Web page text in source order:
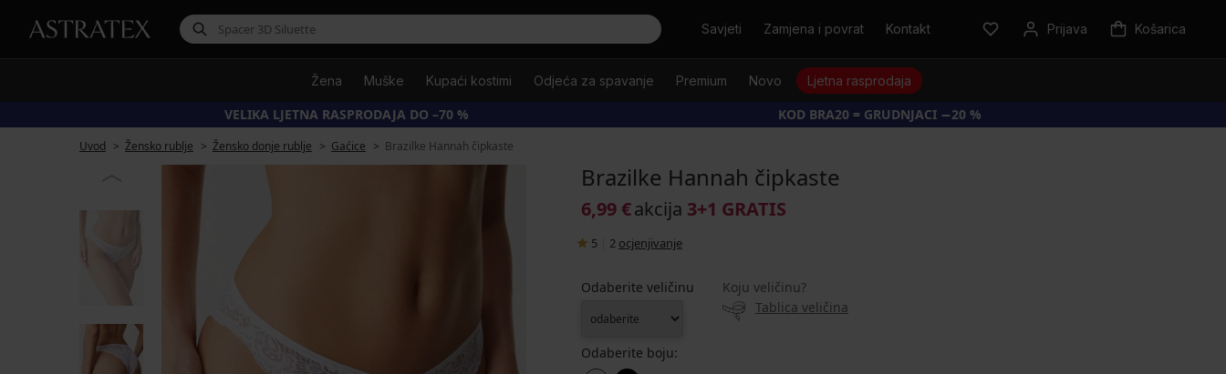
TražitiSavjeti Zamjena i povrat Kontakt Prijava Košarica
Žena Muške Kupaći kostimi Odjeća za spavanje Premium Novo Ljetna rasprodaja
VELIKA LJETNA RASPRODAJA DO –70 % KOD BRA20 = GRUDNJACI −20 %
Uvod Žensko rublje Žensko donje rublje Gaćice Brazilke Hannah čipkaste
Brazilke Hannah čipkaste
6,99 €akcija 3+1 GRATIS
5 2 ocjenjivanje
Odaberite veličinu
Koju veličinu?
Tablica veličina
Odaberite boju: